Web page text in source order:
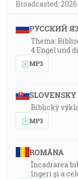
Broadcasted:
РУССКИЙ
Thema:
4 Engel und
MP3
SLOVENSKY
Biblický
MP3
ROMÂNA
Încadrarea
îngeri și a